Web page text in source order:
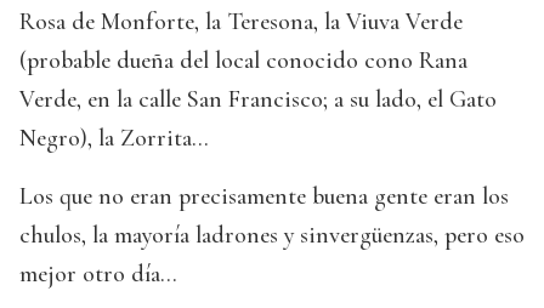
Rosa de Monforte, la Teresona, la Viuva Verde
(probable dueña del local conocido cono Rana
Verde, en la calle San Francisco; a su lado, el Gato
Negro), la Zorrita...
Los que no eran precisamente buena gente eran los
chulos, la mayoría ladrones y sinvergüenzas, pero eso
mejor otro día...